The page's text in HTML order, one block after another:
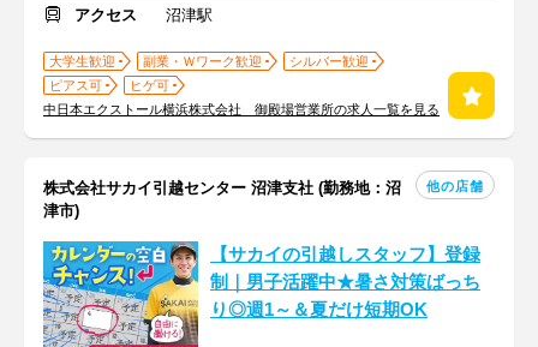
アクセス
沼津駅
大学生歓迎 副業・Ｗワーク歓迎
シルバー歓迎
ピアス可
ヒゲ可
中日本エクストール横浜株式会社 御殿場営業所の求人一覧を見る
株式会社サカイ引越センター 沼津支社 (勤務地：沼
津市)
他の店舗
【サカイの引越しスタッフ】登録
制｜男子活躍中★暑さ対策ばっち
り◎週1～＆夏だけ短期OK